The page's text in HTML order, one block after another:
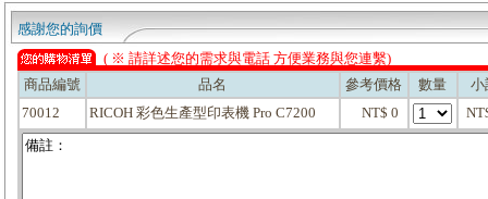
感謝您的詢價
( ※ 請詳述您的需求與電話 方便業務與您連繫)
商品編號
品名 參考價格 數量
小
70012
RICOH 彩色生產型印表機 Pro C7200 NT$ 0